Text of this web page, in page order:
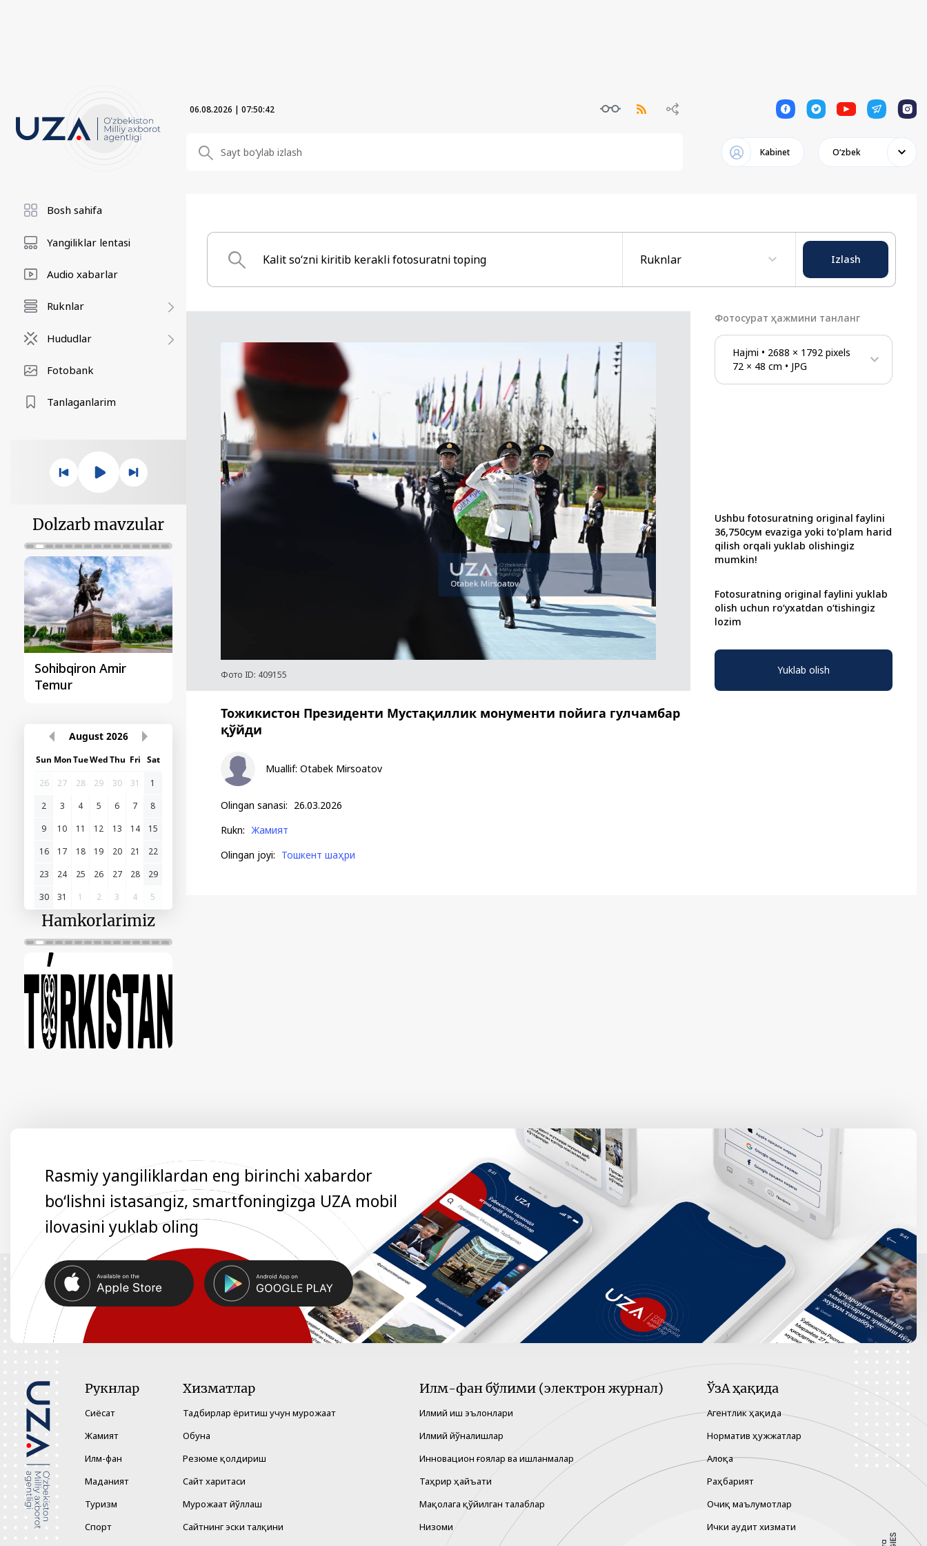
06.08.2026 | 07:50:43 1 1 1 1 1
Кabinet Oʻzbek
Bosh sahifa
Yangiliklar lentasi
Audio xabarlar
Ruknlar
Hududlar
Fotobank
Tanlaganlarim
Dolzarb mavzular
Sohibqiron Amir
Temur
O‘zbekiston va
Pokiston hamkorligi
August 2026
Sun MonTueWedThu Fri Sat
26
27 28 29 30 31
1
2
3 4 5 6 7
8
9
10 11 12 13 14
15
16
17 18 19 20 21
22
23
24 25 26 27 28
29
30
31 1 2 3 4 5
Hamkorlarimiz
Ruknlar Izlash
Фото ID: 409155
Фотосурат ҳажмини танланг
Hajmi • 2688 × 1792pixels
72× 48 cm • JPG
Ushbu fotosuratning original faylini
36,750сум evaziga yoki to'plam harid
qilish orqali yuklab olishingiz
mumkin!
Fotosuratning original faylini yuklab
olish uchun ro‘yxatdan o‘tishingiz
lozim
Yuklab olish
Тожикистон Президенти Мустақиллик монументи пойига гулчамбар
қўйди
Muallif: Otabek Mirsoatov
Olingan sanasi: 26.03.2026
Rukn: Жамият
Olingan joyi: Тошкент шаҳри
Rasmiy yangiliklardan eng birinchi xabardor
bo‘lishni istasangiz, smartfoningizga UZA mobil
ilovasini yuklab oling
Рукнлар
Сиёсат
Жамият
Илм-фан
Маданият
Туризм
Спорт
Хизматлар
Тадбирлар ёритиш учун мурожаат
Обуна
Резюме қолдириш
Сайт харитаси
Мурожаат йўллаш
Сайтнинг эски талқини
Илм-фан бўлими (электрон журнал)
Илмий иш эълонлари
Илмий йўналишлар
Инновацион ғоялар ва ишланмалар
Таҳрир ҳайъати
Мақолага қўйилган талаблар
Низоми
ЎзА ҳақида
Агентлик ҳақида
Норматив ҳужжатлар
Алоқа
Раҳбарият
Очиқ маълумотлар
Ички аудит хизмати